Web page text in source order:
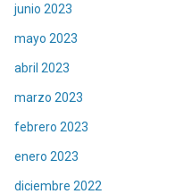
junio 2023
mayo 2023
abril 2023
marzo 2023
febrero 2023
enero 2023
diciembre 2022